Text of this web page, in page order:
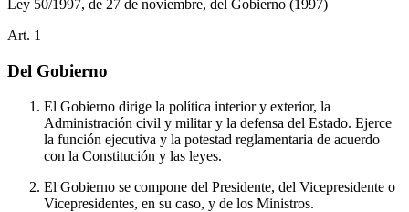
Ley 50/1997, de 27 de noviembre, del Gobierno (1997)
Art. 1
Del Gobierno
El Gobierno dirige la política interior y exterior, la
Administración civil y militar y la defensa del Estado. Ejerce
la función ejecutiva y la potestad reglamentaria de acuerdo
con la Constitución y las leyes.
El Gobierno se compone del Presidente, del Vicepresidente o
Vicepresidentes, en su caso, y de los Ministros.